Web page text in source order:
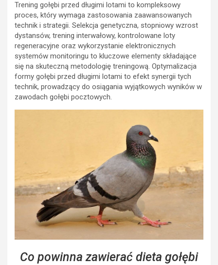
Trening gołębi przed długimi lotami to kompleksowy
proces, który wymaga zastosowania zaawansowanych
technik i strategii. Selekcja genetyczna, stopniowy wzrost
dystansów, trening interwałowy, kontrolowane loty
regeneracyjne oraz wykorzystanie elektronicznych
systemów monitoringu to kluczowe elementy składające
się na skuteczną metodologię treningową. Optymalizacja
formy gołębi przed długimi lotami to efekt synergii tych
technik, prowadzący do osiągania wyjątkowych wyników w
zawodach gołębi pocztowych.
Co powinna zawierać dieta gołębi